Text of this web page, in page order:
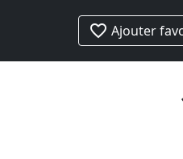
favorite_border Ajouter